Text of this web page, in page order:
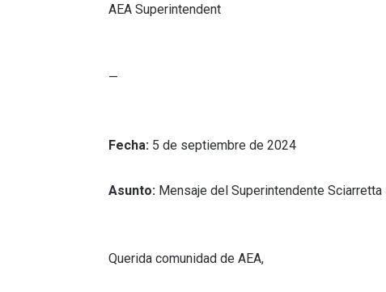
AEA Superintendent
—
Fecha: 5 de septiembre de 2024
Asunto: Mensaje del Superintendente
Querida comunidad de AEA,